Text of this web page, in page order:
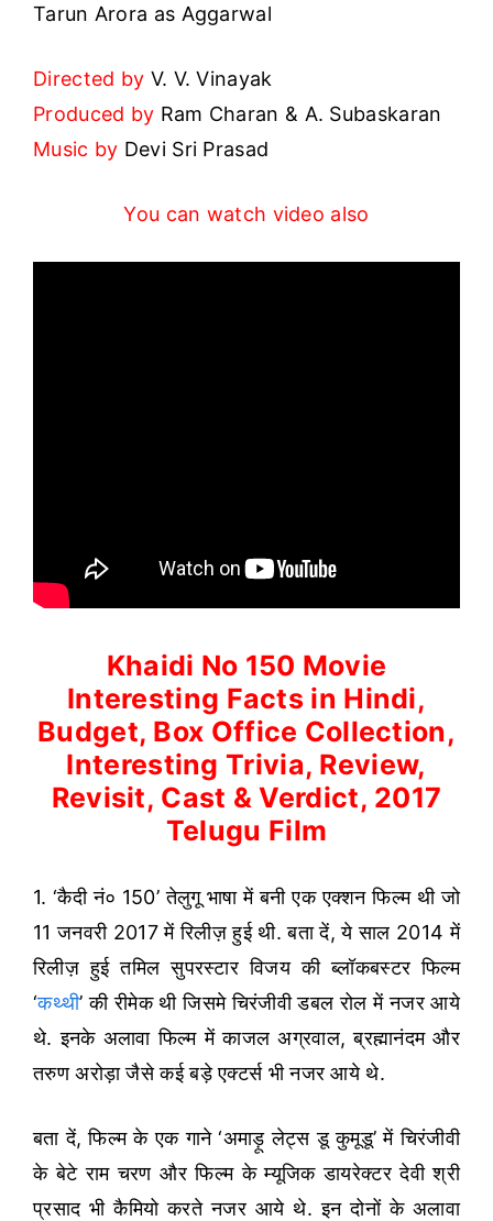
Tarun Arora as Aggarwal
Directed by V. V. Vinayak
Produced by Ram Charan & A. Subaskaran
Music by Devi Sri Prasad
You can watch video also
Khaidi No 150 Movie
Interesting Facts in Hindi,
Budget, Box Office Collection,
Interesting Trivia, Review,
Revisit, Cast & Verdict, 2017
Telugu Film
1. ‘कैदी नं० 150’ तेलुगू भाषा में बनी एक एक्शन फिल्म थी जो
11 जनवरी 2017 में रिलीज़ हुई थी. बता दें, ये साल 2014 में
रिलीज़ हुई तमिल सुपरस्टार विजय की ब्लॉकबस्टर फिल्म
‘कथ्थी’ की रीमेक थी जिसमे चिरंजीवी डबल रोल में नजर आये
थे. इनके अलावा फिल्म में काजल अग्रवाल, ब्रह्मानंदम और
तरुण अरोड़ा जैसे कई बड़े एक्टर्स भी नजर आये थे.
बता दें, फिल्म के एक गाने ‘अमाड़ू लेट्स डू कुमूडू’ में चिरंजीवी
के बेटे राम चरण और फिल्म के म्यूजिक डायरेक्टर देवी श्री
प्रसाद भी कैमियो करते नजर आये थे. इन दोनों के अलावा